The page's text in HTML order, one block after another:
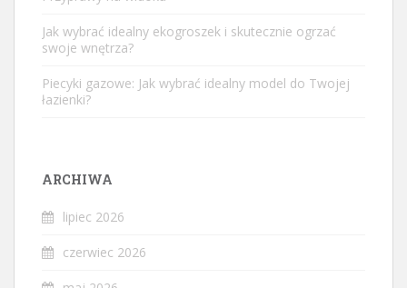
Jak wybrać idealny ekogroszek i skutecznie ogrzać
swoje wnętrza?
Piecyki gazowe: Jak wybrać idealny model do Twojej
łazienki?
ARCHIWA
lipiec 2026
czerwiec 2026